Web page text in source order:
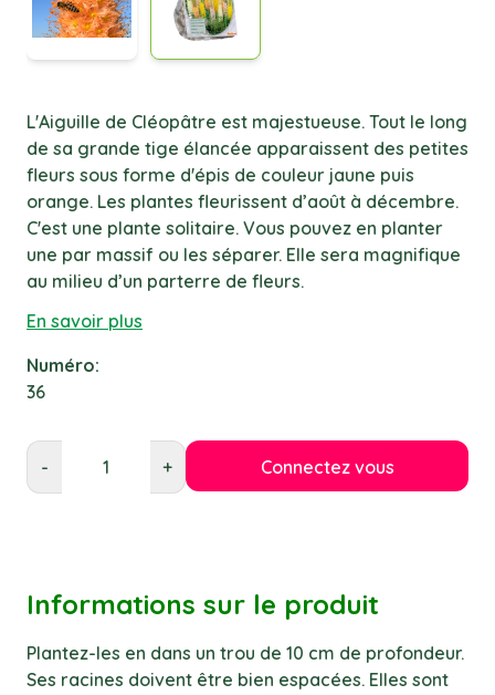
L'Aiguille de Cléopâtre est majestueuse. Tout le long
de sa grande tige élancée apparaissent des petites
fleurs sous forme d'épis de couleur jaune puis
orange. Les plantes fleurissent d’août à décembre.
C'est une plante solitaire. Vous pouvez en planter
une par massif ou les séparer. Elle sera magnifique
au milieu d’un parterre de fleurs.
En savoir plus
Numéro:
36
- + Connectez vous
Informations sur le produit
Plantez-les en dans un trou de 10 cm de profondeur.
Ses racines doivent être bien espacées. Elles sont